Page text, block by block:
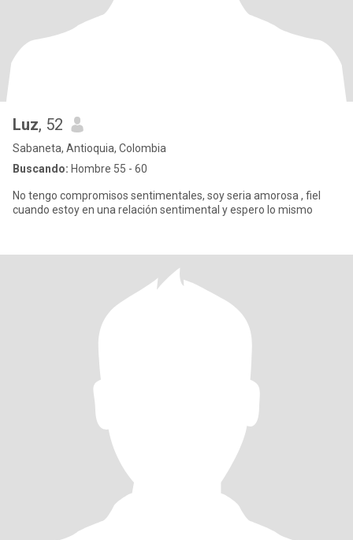
Luz, 52
Sabaneta, Antioquia, Colombia
Buscando: Hombre 55 - 60
No tengo compromisos sentimentales, soy seria amorosa , fiel
cuando estoy en una relación sentimental y espero lo mismo